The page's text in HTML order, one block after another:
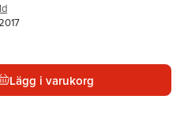
Lägg i varukorg